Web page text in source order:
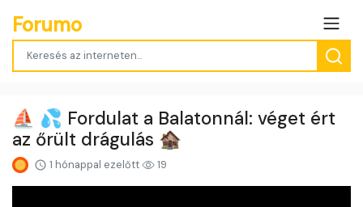
Forumo
⛵️ 💦 Fordulat a Balatonnál: véget ért
az őrült drágulás 🏚️
1 hónappal ezelőtt 19